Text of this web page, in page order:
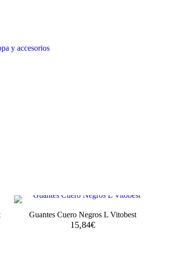
y accesorios
Guantes Cuero Negros L Vitobest
15,84€